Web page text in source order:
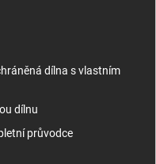
dílna s vlastním
dílnu
průvodce